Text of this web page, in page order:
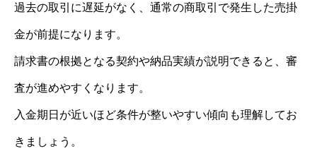
過去の取引に遅延がなく、通常の商取引で発生した売掛
金が前提になります。
請求書の根拠となる契約や納品実績が説明できると、審
査が進めやすくなります。
入金期日が近いほど条件が整いやすい傾向も理解してお
きましょう。